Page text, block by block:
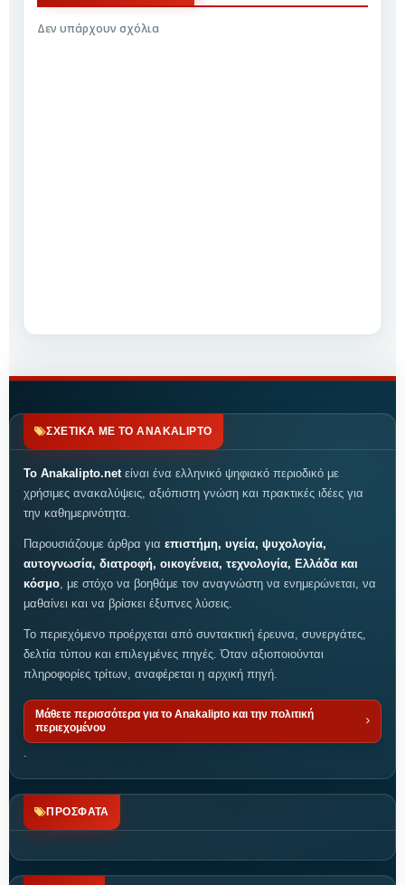
Δεν υπάρχουν σχόλια
ΣΧΕΤΙΚΑ ΜΕ ΤΟ ANAKALIPTO
Το Anakalipto.net είναι ένα ελληνικό ψηφιακό περιοδικό με
χρήσιμες ανακαλύψεις, αξιόπιστη γνώση και πρακτικές ιδέες για
την καθημερινότητα.
Παρουσιάζουμε άρθρα για επιστήμη, υγεία, ψυχολογία,
αυτογνωσία, διατροφή, οικογένεια, τεχνολογία, Ελλάδα και
κόσμο , με στόχο να βοηθάμε τον αναγνώστη να ενημερώνεται, να
μαθαίνει και να βρίσκει έξυπνες λύσεις.
Το περιεχόμενο προέρχεται από συντακτική έρευνα, συνεργάτες,
δελτία τύπου και επιλεγμένες πηγές. Όταν αξιοποιούνται
πληροφορίες τρίτων, αναφέρεται η αρχική πηγή.
Μάθετε περισσότερα για το Anakalipto και την πολιτική
περιεχομένου
ΠΡΟΣΦΑΤΑ